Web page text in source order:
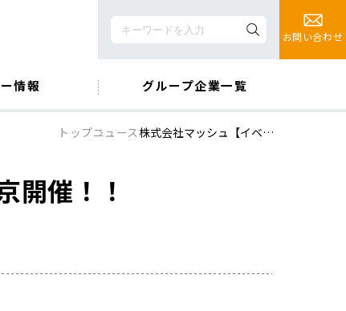
情報 グループ企業一覧
お問い合わせ
トップニュース株式会社マッシュ【イベ…
開催！！